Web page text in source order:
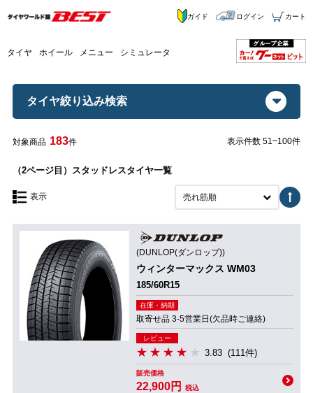
タイヤ ホイール メニュー シミュレータ
ガイド ログイン カート
タイヤ絞り込み検索
対象商品 183件 表示件数 51~100件
（2ページ目）スタッドレスタイヤ一覧
表示 売れ筋順
(DUNLOP(ダンロップ))
ウィンターマックス WM03
185/60R15
在庫・納期
取寄せ品 3-5営業日(欠品時ご連絡)
レビュー
3.83 (111件)
販売価格
22,900円 税込